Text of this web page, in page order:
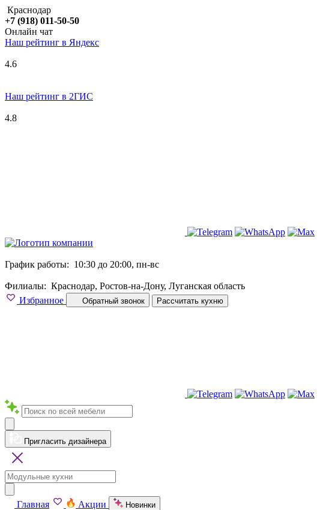
Краснодар
+7 (918) 011-50-50
Онлайн чат
Наш рейтинг в Яндекс
4.6
Наш рейтинг в 2ГИС
4.8
График работы: 10:30 до 20:00, пн-вс
Филиалы: Краснодар, Ростов-на-Дону, Луганская область
Избранное
Обратный звонок Рассчитать кухню
Пригласить дизайнера
Главная Акции Новинки